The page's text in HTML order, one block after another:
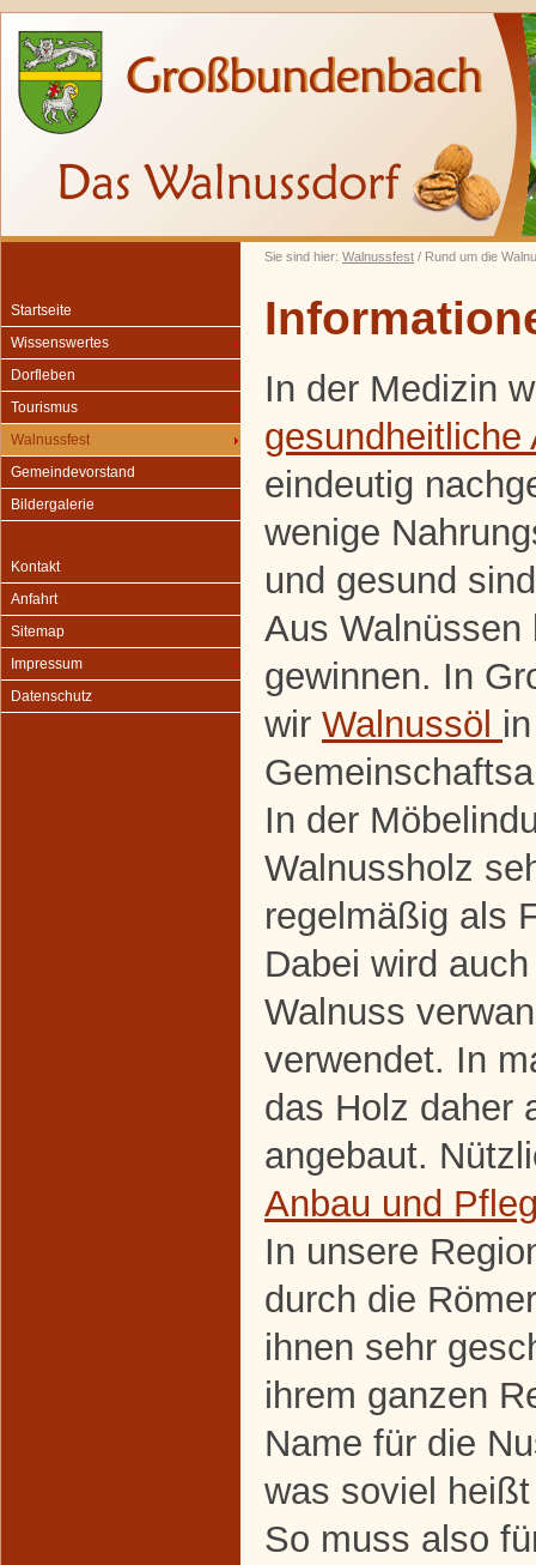
Sie sind hier: Walnussfest / Rund um die
Startseite
Wissenswertes
Dorfleben
Tourismus
Walnussfest
Gemeindevorstand
Bildergalerie
Kontakt
Anfahrt
Sitemap
Impressum
Datenschutz
In der Medizin
eindeutig
wenige
und gesund
Aus
gewinnen. In
wir Walnussöl
In der
Walnussholz
regelmäßig als
Dabei wird
Walnuss
verwendet. In
das Holz daher
angebaut.
Anbau und
In unsere
durch die
ihnen sehr
ihrem ganzen
Name für die
was soviel
So muss also